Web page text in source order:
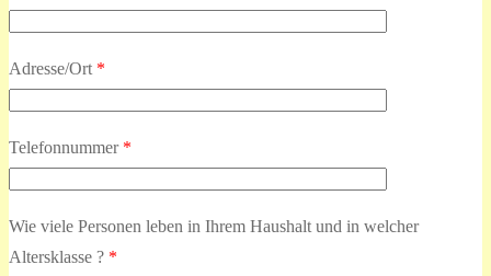
Adresse/Ort *
Telefonnummer *
Wie viele Personen leben in Ihrem Haushalt und in welcher
Altersklasse ? *